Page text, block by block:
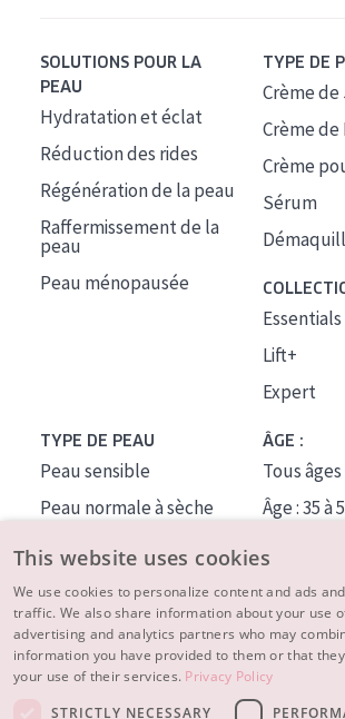
SOLUTIONS POUR LA
PEAU
Hydratation et éclat
Réduction des rides
Régénération de la peau
Raffermissement de la
peau
Peau ménopausée
TYPE DE
Crème
Crème
Crème
Sérum
Essentials
Lift+
Expert
TYPE DE PEAU
Peau sensible
Peau normale à sèche
Peau mixte ou grasse
Peau mature
Peau ménopausée
ÂGE :
Tous âges
Âge : 35 à
À PROPOS
CONSEILS BEAUTÉ
This website uses cookies
We use cookies to personalize content and ads
traffic. We also share information about your use
advertising and analytics partners who may
information you have provided to them or that
your use of their services. Privacy Policy
STRICTLY NECESSARY